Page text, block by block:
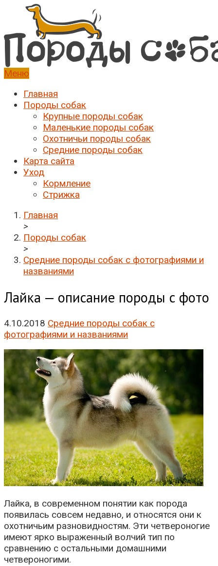
Породы собак
Породы собак с фото, описанием
Меню
Главная
Породы собак
Крупные породы собак
Маленькие породы собак
Охотничьи породы собак
Средние породы собак
Карта сайта
Уход
Кормление
Стрижка
Главная
>
Породы собак
>
Средние породы собак с фотографиями и
названиями
Лайка — описание породы с фото
4.10.2018 Средние породы собак с
фотографиями и названиями
Лайка, в современном понятии как порода
появилась совсем недавно, и относятся они к
охотничьим разновидностям. Эти четвероногие
имеют ярко выраженный волчий тип по
сравнению с остальными домашними
четвероногими.